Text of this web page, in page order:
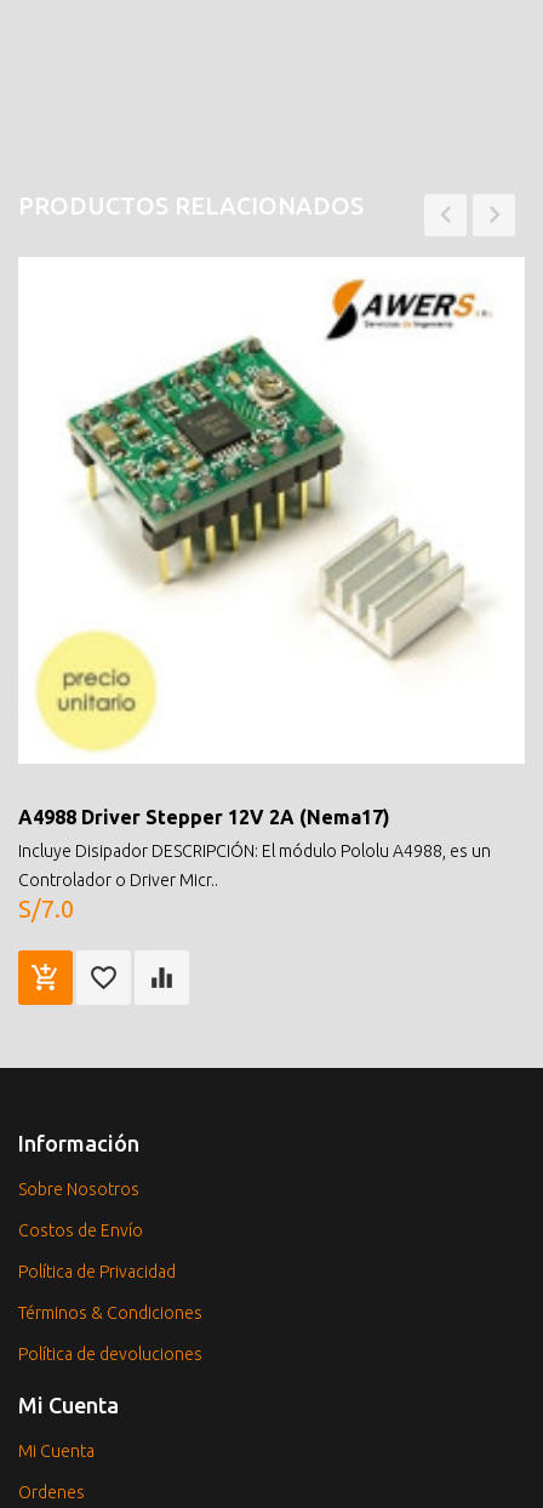
PRODUCTOS RELACIONADOS
A4988 Driver Stepper 12V 2A (Nema17)
Incluye Disipador DESCRIPCIÓN: El módulo Pololu A4988, es un
Controlador o Driver Micr..
S/7.0
Información
Sobre Nosotros
Costos de Envío
Política de Privacidad
Términos & Condiciones
Política de devoluciones
Mi Cuenta
Mi Cuenta
Ordenes